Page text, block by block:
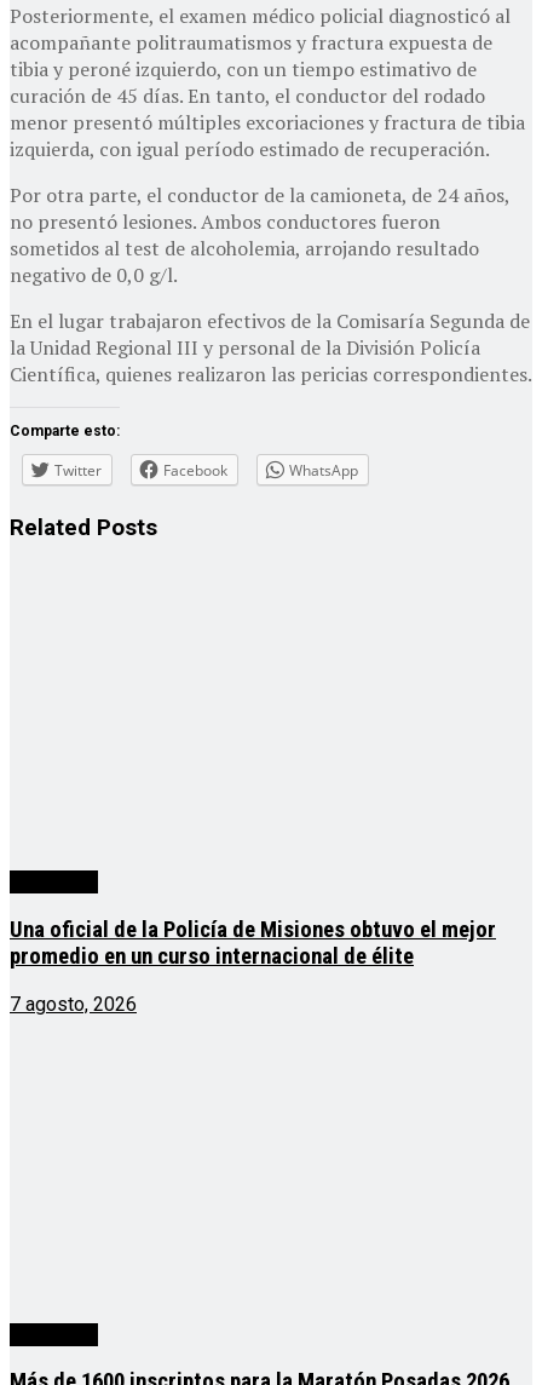
Posteriormente, el examen médico policial diagnosticó al
acompañante politraumatismos y fractura expuesta de
tibia y peroné izquierdo, con un tiempo estimativo de
curación de 45 días. En tanto, el conductor del rodado
menor presentó múltiples excoriaciones y fractura de tibia
izquierda, con igual período estimado de recuperación.
Por otra parte, el conductor de la camioneta, de 24 años,
no presentó lesiones. Ambos conductores fueron
sometidos al test de alcoholemia, arrojando resultado
negativo de 0,0 g/l.
En el lugar trabajaron efectivos de la Comisaría Segunda de
la Unidad Regional III y personal de la División Policía
Científica, quienes realizaron las pericias correspondientes.
Comparte esto:
Twitter Facebook WhatsApp
Related Posts
Una oficial de la Policía de Misiones obtuvo el mejor
promedio en un curso internacional de élite
7 agosto, 2026